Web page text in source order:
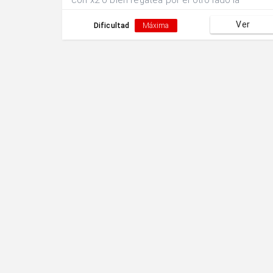
a puerta.Dificultad Máxima Ver